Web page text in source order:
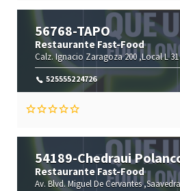
56768-TAPO
Restaurante Fast-Food
Calz. Ignacio Zaragoza 200 ,Local L
525555224726
54189-Chedraui
Restaurante Fast-Food
Av. Blvd. Miguel De Cervantes